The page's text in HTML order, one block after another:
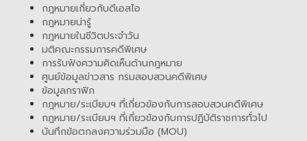
กฎหมายเกี่ยวกับดีเอสไอ
กฎหมายน่ารู้
กฎหมายในชีวิตประจำวัน
มติคณะกรรมการคดีพิเศษ
การรับฟังความคิดเห็นด้านกฎหมาย
ศูนย์ข้อมูลข่าวสาร กรมสอบสวนคดีพิเศษ
ข้อมูลกราฟิก
กฎหมาย/ระเบียบฯ ที่เกี่ยวข้องกับการสอบสวนคดีพิเศษ
กฎหมาย/ระเบียบฯ ที่เกี่ยวข้องกับการปฏิบัติราชการทั่วไป
บันทึกข้อตกลงความร่วมมือ (MOU)